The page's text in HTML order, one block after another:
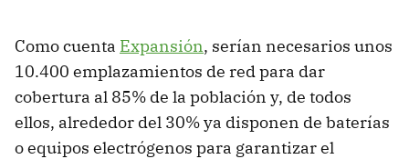
Como cuenta Expansión, serían necesarios unos
10.400 emplazamientos de red para dar
cobertura al 85% de la población y, de todos
ellos, alrededor del 30% ya disponen de baterías
o equipos electrógenos para garantizar el